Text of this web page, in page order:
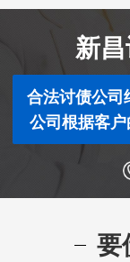
新
合法讨债公司
公司根据客
要